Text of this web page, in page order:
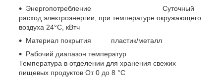
Энергопотребление Суточный
расход электроэнергии, при температуре окружающего
воздуха 24°C, кВтч
Материал покрытия пластик/металл
Рабочий диапазон температур
Температура в отделении для хранения свежих
пищевых продуктов От 0 до 8 °C